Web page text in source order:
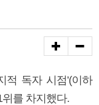
적 독자 시점’(이하
위를 차지했다.